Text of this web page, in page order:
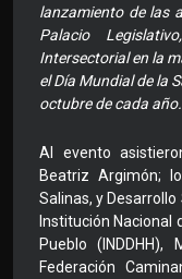
lanzamiento de las
Palacio
Intersectorial en la
el Día Mundial de la
octubre de cada año.
Al evento
Beatriz Argimón;
Salinas, y
Institución Nacional
Pueblo
Federación